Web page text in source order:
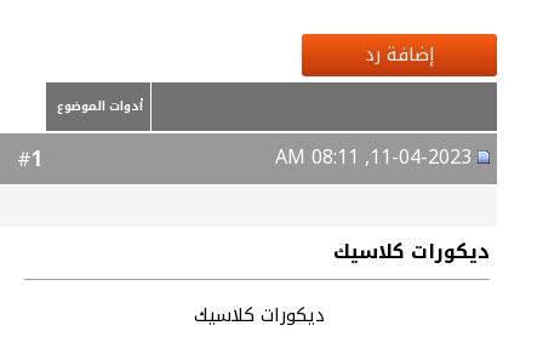
إضافة رد
أدوات الموضوع
1
ديكورات كلاسيك
ديكورات كلاسيك